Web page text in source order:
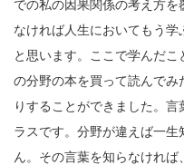
での私の因果関係の考え方
なければ人生においてもう
と思います。ここで学んだ
の分野の本を買って読んでみ
りすることができました。
ラスです。分野が違えば一
ん。その言葉を知らなけれ